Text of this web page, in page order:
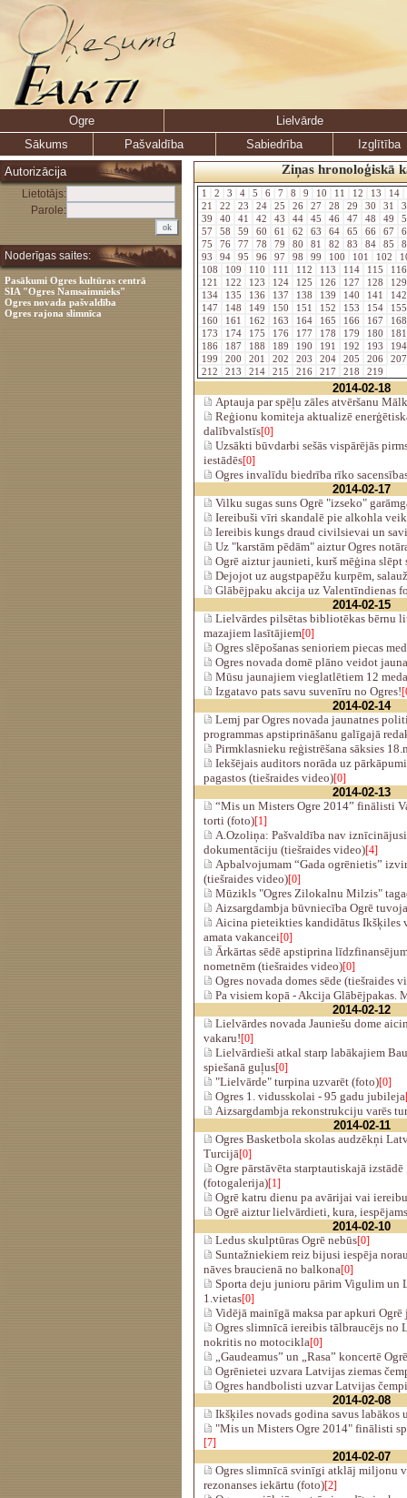
Ogre
Lielvārde
Sākums
Pašvaldība Sabiedrība
Izglītība
Autorizācija
Lietotājs:
Parole:
Noderīgas saites:
Pasākumi Ogres kultūras centrā
SIA "Ogres Namsaimnieks"
Ogres novada pašvaldība
Ogres rajona slimnīca
Ziņas hronoloģiskā
1 2 3 4 5 6 7 8 9 10 11 12 13 14
21
22 23 24 25 26 27 28 29 30 31
39
40 41 42 43 44 45 46 47 48 49
57
58 59 60 61 62 63 64 65 66 67
75
76 77 78 79 80 81 82 83 84 85
93
94 95 96 97 98 99 100 101 102
108
109 110 111 112 113 114 115
121
122 123 124 125 126 127 128
134
135 136 137 138 139 140 141
147
148 149 150 151 152 153 154
160
161 162 163 164 165 166 167
173
174 175 176 177 178 179 180
186
187 188 189 190 191 192 193
199
200 201 202 203 204 205 206
212
213 214 215 216 217 218 219
2014-02-18
Aptauja par spēļu zāles atvēršanu
Reģionu komiteja aktualizē
dalībvalstīs[0]
Uzsākti būvdarbi sešās vispārējās
iestādēs[0]
Ogres invalīdu biedrība rīko
2014-02-17
Vilku sugas suns Ogrē "izseko"
Iereibuši vīri skandalē pie alkohla
Iereibis kungs draud civilsievai un
Uz "karstām pēdām" aiztur Ogres
Ogrē aiztur jaunieti, kurš mēģina slēpt
Dejojot uz augstpapēžu kurpēm,
Glābējpaku akcija uz Valentīndienas
2014-02-15
Lielvārdes pilsētas bibliotēkas bērnu
mazajiem lasītājiem[0]
Ogres slēpošanas senioriem piecas
Ogres novada domē plāno veidot
Mūsu jaunajiem vieglatlētiem 12
Izgatavo pats savu suvenīru no Ogres!
2014-02-14
Lemj par Ogres novada jaunatnes
programmas apstiprināšanu galīgajā
Pirmklasnieku reģistrēšana sāksies
Iekšējais auditors norāda uz
pagastos (tiešraides video)[0]
2014-02-13
“Mis un Misters Ogre 2014” finālisti
torti (foto)[1]
A.Ozoliņa: Pašvaldība nav
dokumentāciju (tiešraides video)[4]
Apbalvojumam “Gada ogrēnietis”
(tiešraides video)[0]
Mūzikls "Ogres Zilokalnu Milzis"
Aizsargdambja būvniecība Ogrē
Aicina pieteikties kandidātus Ikšķiles
amata vakancei[0]
Ārkārtas sēdē apstiprina
nometnēm (tiešraides video)[0]
Ogres novada domes sēde (tiešraides
Pa visiem kopā - Akcija Glābējpakas.
2014-02-12
Lielvārdes novada Jauniešu dome
vakaru![0]
Lielvārdieši atkal starp labākajiem
spiešanā guļus[0]
"Lielvārde" turpina uzvarēt (foto)[0]
Ogres 1. vidusskolai - 95 gadu jubileja
Aizsargdambja rekonstrukciju varēs
2014-02-11
Ogres Basketbola skolas audzēkņi
Turcijā[0]
Ogre pārstāvēta starptautiskajā
(fotogalerija)[1]
Ogrē katru dienu pa avārijai vai
Ogrē aiztur lielvārdieti, kura,
2014-02-10
Ledus skulptūras Ogrē nebūs[0]
Suntažniekiem reiz bijusi iespēja
nāves braucienā no balkona[0]
Sporta deju junioru pārim Vigulim un
1.vietas[0]
Vidējā mainīgā maksa par apkuri
Ogres slimnīcā iereibis tālbraucējs no
nokritis no motocikla[0]
„Gaudeamus” un „Rasa” koncertē Ogrē
Ogrēnietei uzvara Latvijas ziemas
Ogres handbolisti uzvar Latvijas
2014-02-08
Ikšķiles novads godina savus labākos
"Mis un Misters Ogre 2014" finālisti
[7]
2014-02-07
Ogres slimnīcā svinīgi atklāj miljonu
rezonanses iekārtu (foto)[2]